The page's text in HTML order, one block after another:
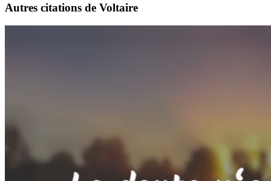
Autres citations de Voltaire